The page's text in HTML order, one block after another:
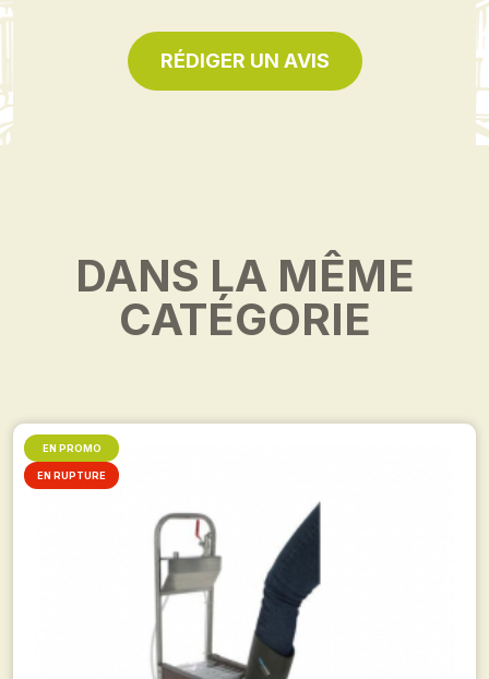
RÉDIGER UN AVIS
DANS LA MÊME
CATÉGORIE
EN PROMO
EN RUPTURE